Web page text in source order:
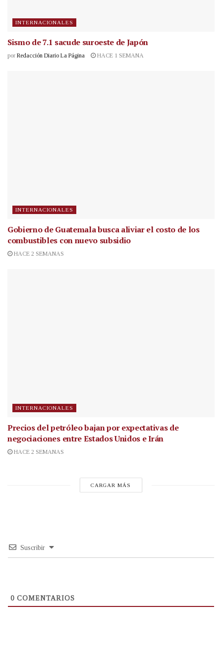
INTERNACIONALES
Sismo de 7.1 sacude suroeste de Japón
por Redacción Diario La Página HACE 1 SEMANA
INTERNACIONALES
Gobierno de Guatemala busca aliviar el costo de los
combustibles con nuevo subsidio
HACE 2 SEMANAS
INTERNACIONALES
Precios del petróleo bajan por expectativas de
negociaciones entre Estados Unidos e Irán
HACE 2 SEMANAS
CARGAR MÁS
Suscribir
0 COMENTARIOS